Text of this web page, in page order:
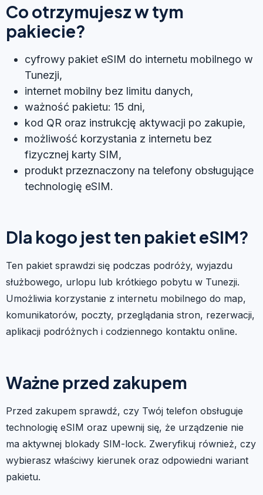
Co otrzymujesz w tym
pakiecie?
cyfrowy pakiet eSIM do internetu mobilnego w
Tunezji,
internet mobilny bez limitu danych,
ważność pakietu: 15 dni,
kod QR oraz instrukcję aktywacji po zakupie,
możliwość korzystania z internetu bez
fizycznej karty SIM,
produkt przeznaczony na telefony obsługujące
technologię eSIM.
Dla kogo jest ten pakiet eSIM?
Ten pakiet sprawdzi się podczas podróży, wyjazdu
służbowego, urlopu lub krótkiego pobytu w Tunezji.
Umożliwia korzystanie z internetu mobilnego do map,
komunikatorów, poczty, przeglądania stron, rezerwacji,
aplikacji podróżnych i codziennego kontaktu online.
Ważne przed zakupem
Przed zakupem sprawdź, czy Twój telefon obsługuje
technologię eSIM oraz upewnij się, że urządzenie nie
ma aktywnej blokady SIM-lock. Zweryfikuj również, czy
wybierasz właściwy kierunek oraz odpowiedni wariant
pakietu.